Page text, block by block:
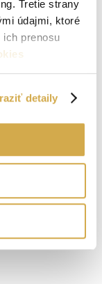
Tretie strany
údajmi, ktoré
prenosu
detaily